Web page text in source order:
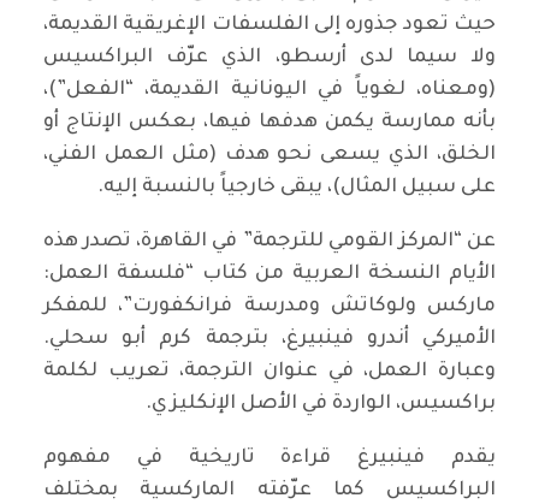
حيث تعود جذوره إلى الفلسفات الإغريقية القديمة،
ولا سيما لدى أرسطو، الذي عرّف البراكسيس
(ومعناه، لغوياً في اليونانية القديمة، “الفعل”)،
بأنه ممارسة يكمن هدفها فيها، بعكس الإنتاج أو
الخلق، الذي يسعى نحو هدف (مثل العمل الفني،
على سبيل المثال)، يبقى خارجياً بالنسبة إليه.
عن “المركز القومي للترجمة” في القاهرة، تصدر هذه
الأيام النسخة العربية من كتاب “فلسفة العمل:
ماركس ولوكاتش ومدرسة فرانكفورت”، للمفكر
الأميركي أندرو فينبيرغ، بترجمة كرم أبو سحلي.
وعبارة العمل، في عنوان الترجمة، تعريب لكلمة
براكسيس، الواردة في الأصل الإنكليزي.
يقدم فينبيرغ قراءة تاريخية في مفهوم
البراكسيس كما عرّفته الماركسية بمختلف